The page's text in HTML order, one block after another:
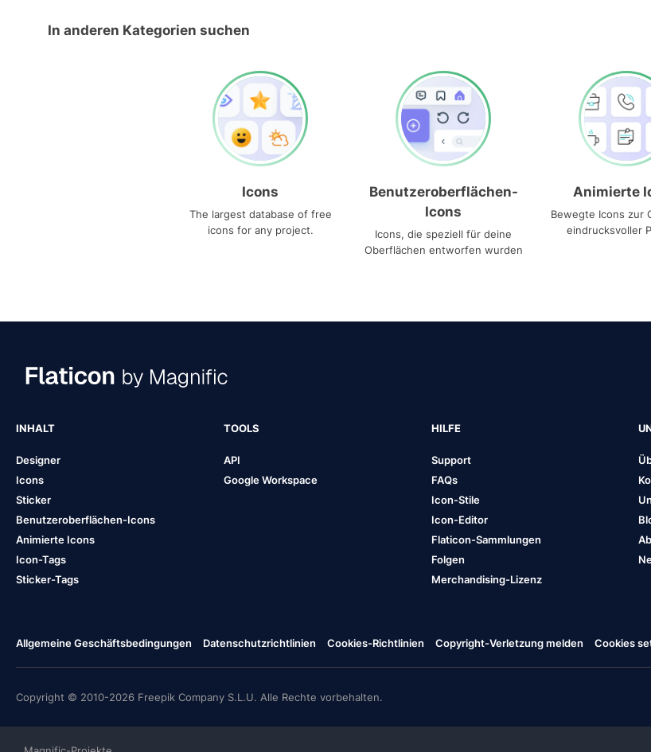
In anderen Kategorien suchen
Icons
The largest database of free
icons for any project.
Benutzeroberflächen-
Icons
Icons, die speziell für deine
Oberflächen entworfen wurden
Animierte
Bewegte Icons zur
eindrucksvoller
INHALT
Designer
Icons
Sticker
Benutzeroberflächen-Icons
Animierte Icons
Icon-Tags
Sticker-Tags
TOOLS
API
Google Workspace
HILFE
Support
FAQs
Icon-Stile
Icon-Editor
Flaticon-Sammlungen
Folgen
Merchandising-Lizenz
Allgemeine Geschäftsbedingungen Datenschutzrichtlinien Cookies-Richtlinien Copyright-Verletzung melden Cookies
Copyright © 2010-2026 Freepik Company S.L.U. Alle Rechte vorbehalten.